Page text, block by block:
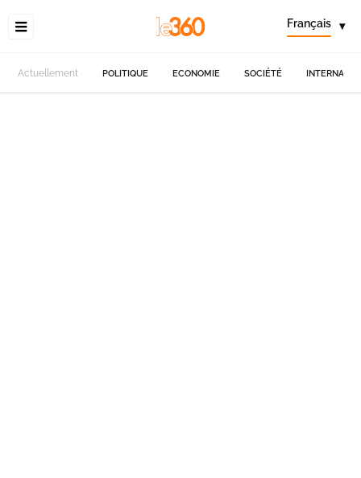
Français ▾
Actuellement POLITIQUE ECONOMIE SOCIÉTÉ